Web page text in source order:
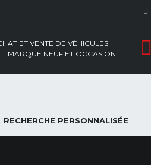
ET VENTE DE VÉHICULES
NEUF ET OCCASION
RECHERCHE PERSONNALISÉE